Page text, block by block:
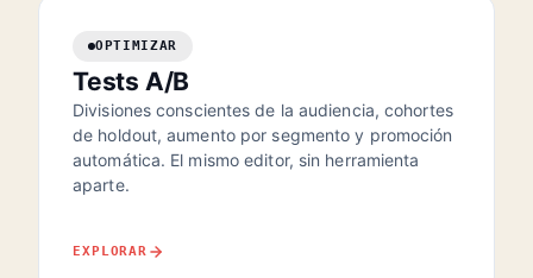
OPTIMIZAR
Tests A/B
Divisiones conscientes de la audiencia, cohortes
de holdout, aumento por segmento y promoción
automática. El mismo editor, sin herramienta
aparte.
EXPLORAR